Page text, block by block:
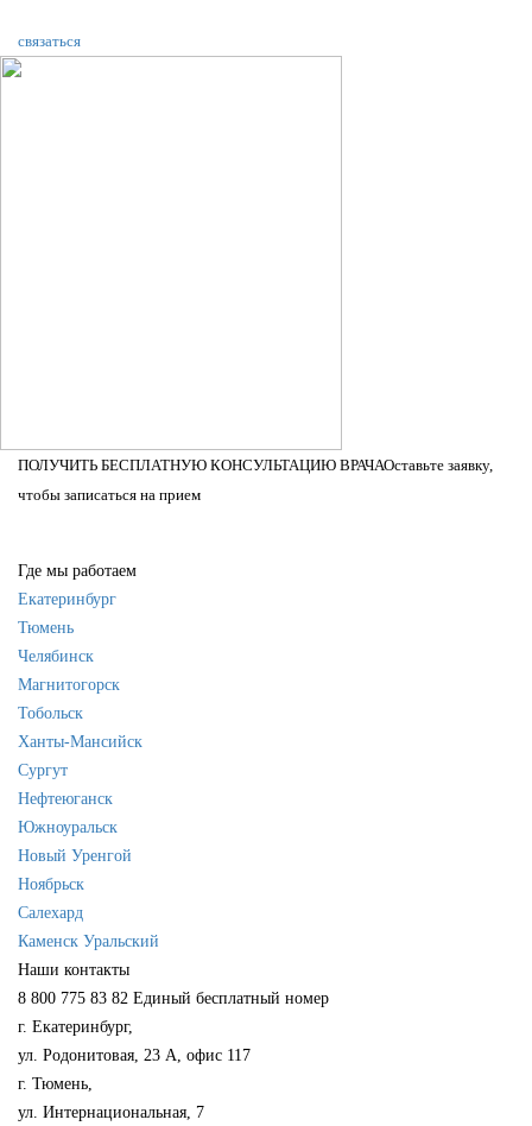
связаться
ПОЛУЧИТЬ БЕСПЛАТНУЮ КОНСУЛЬТАЦИЮ ВРАЧАОставьте заявку,
чтобы записаться на прием
Где мы работаем
Екатеринбург
Тюмень
Челябинск
Магнитогорск
Тобольск
Ханты-Мансийск
Сургут
Нефтеюганск
Южноуральск
Новый Уренгой
Ноябрьск
Салехард
Каменск Уральский
Наши контакты
8 800 775 83 82 Единый бесплатный номер
г. Екатеринбург,
ул. Родонитовая, 23 А, офис 117
г. Тюмень,
ул. Интернациональная, 7